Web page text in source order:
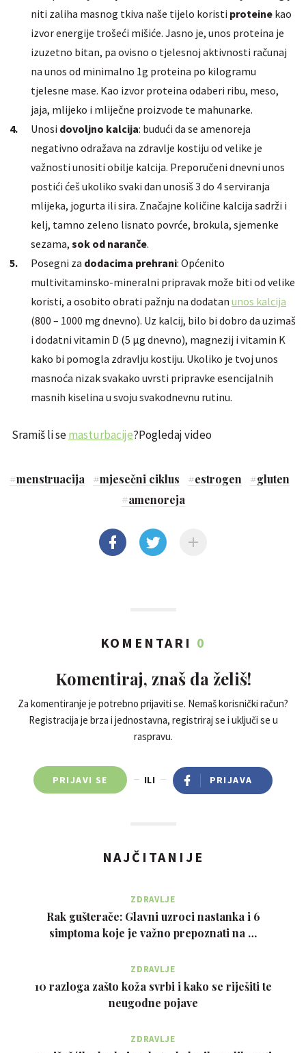
niti zaliha masnog tkiva naše tijelo koristi proteine kao
izvor energije trošeći mišiće. Jasno je, unos proteina je
izuzetno bitan, pa ovisno o tjelesnoj aktivnosti računaj
na unos od minimalno 1g proteina po kilogramu
tjelesne mase. Kao izvor proteina odaberi ribu, meso,
jaja, mlijeko i mliječne proizvode te mahunarke.
Unosi dovoljno kalcija: budući da se amenoreja
negativno odražava na zdravlje kostiju od velike je
važnosti unositi obilje kalcija. Preporučeni dnevni unos
postići ćeš ukoliko svaki dan unosiš 3 do 4 serviranja
mlijeka, jogurta ili sira. Značajne količine kalcija sadrži i
kelj, tamno zeleno lisnato povrće, brokula, sjemenke
sezama, sok od naranče.
Posegni za dodacima prehrani: Općenito
multivitaminsko-mineralni pripravak može biti od velike
koristi, a osobito obrati pažnju na dodatan unos kalcija
(800 – 1000 mg dnevno). Uz kalcij, bilo bi dobro da uzimaš
i dodatni vitamin D (5 µg dnevno), magnezij i vitamin K
kako bi pomogla zdravlju kostiju. Ukoliko je tvoj unos
masnoća nizak svakako uvrsti pripravke esencijalnih
masnih kiselina u svoju svakodnevnu rutinu.
Sramiš li semasturbacije?Pogledaj video
#menstruacija #mjesečni ciklus #estrogen #gluten
#amenoreja
KOMENTARI 0
Komentiraj, znaš da želiš!
Za komentiranje je potrebno prijaviti se. Nemaš korisnički račun?
Registracija je brza i jednostavna, registriraj se i uključi se u
raspravu.
PRIJAVI SE ILI PRIJAVA
NAJČITANIJE
ZDRAVLJE
Rak gušterače: Glavni uzroci nastanka i 6
simptoma koje je važno prepoznati na …
ZDRAVLJE
10 razloga zašto koža svrbi i kako se riješiti te
neugodne pojave
ZDRAVLJE